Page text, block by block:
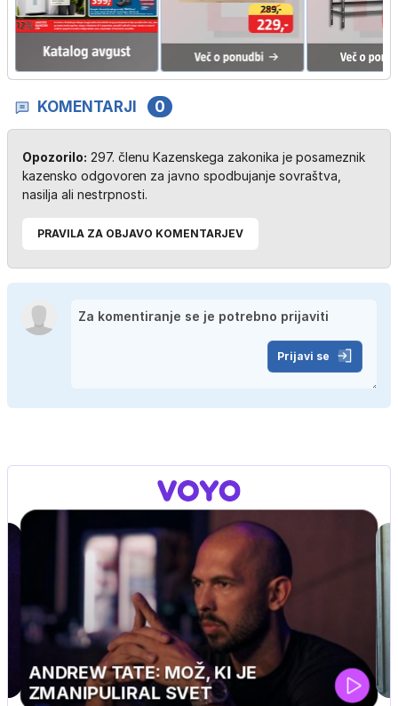
KOMENTARJI 0
Opozorilo: 297. členu Kazenskega zakonika je posameznik
kazensko odgovoren za javno spodbujanje sovraštva,
nasilja ali nestrpnosti.
PRAVILA ZA OBJAVO KOMENTARJEV
Prijavi se